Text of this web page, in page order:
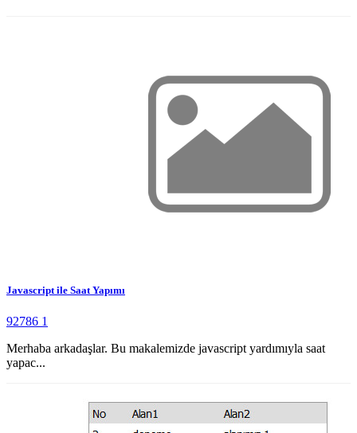
Javascript ile Saat Yapımı
92786 1
Merhaba arkadaşlar. Bu makalemizde javascript yardımıyla saat
yapac...